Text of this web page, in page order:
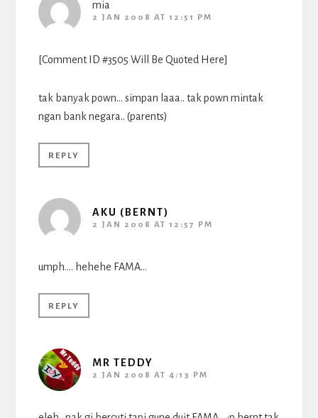
mia
2 JAN 2008 AT 12:51 PM
[Comment ID #3505 Will Be Quoted Here]
tak banyak pown… simpan laaa.. tak pown mintak
ngan bank negara.. (parents)
REPLY
AKU (BERNT)
2 JAN 2008 AT 12:57 PM
umph…. hehehe FAMA…
REPLY
MR TEDDY
2 JAN 2008 AT 4:13 PM